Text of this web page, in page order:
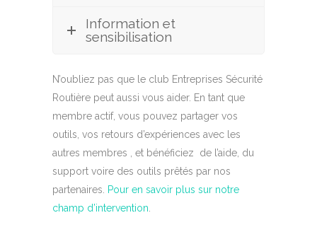
Information et
sensibilisation
N’oubliez pas que le club Entreprises Sécurité
Routière peut aussi vous aider. En tant que
membre actif, vous pouvez partager vos
outils, vos retours d’expériences avec les
autres membres , et bénéficiez de l’aide, du
support voire des outils prêtés par nos
partenaires. Pour en savoir plus sur notre
champ d’intervention